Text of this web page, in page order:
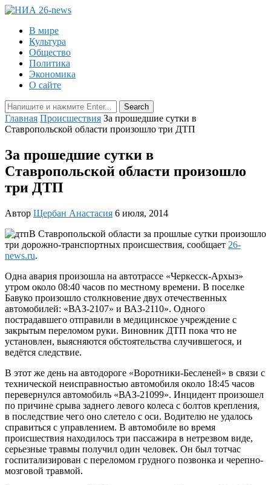
В мире
Культура
Общество
Политика
Экономика
О сайте
Главная Происшествия За прошедшие сутки в
Ставропольской области произошло три ДТП
За прошедшие сутки в
Ставропольской области произошло
три ДТП
Автор Щербан Анастасия 6 июля, 2014
В Ставропольской области за прошлые сутки произошло
три дорожно-транспортных происшествия, сообщает 26-
news.ru.
Одна авария произошла на автотрассе «Черкесск-Архыз»
утром около 08:40 часов по местному времени. В поселке
Бавуко произошло столкновение двух отечественных
автомобилей: «ВАЗ-2107» и ВАЗ-2110». Одного
пострадавшего отправили в медицинское учреждение с
закрытым переломом руки. Виновник ДТП пока что не
установлен, выясняются обстоятельства случившегося, и
ведётся следствие.
В этот же день на автодороге «Воротники-Бесленей» в связи с
технической неисправностью автомобиля около 18:45 часов
перевернулся автомобиль «ВАЗ-21099». Инцидент произошел
по причине срыва заднего левого колеса с болтов крепления,
в последствие чего оно слетело с оси. Водителю не удалось
справиться с управлением. В автомобиле во время
происшествия находилось три пассажира в нетрезвом виде,
серьезные травмы получил один человек. Он был тотчас
госпитализирован с переломом грудного позвонка и черепно-
мозговой травмой.